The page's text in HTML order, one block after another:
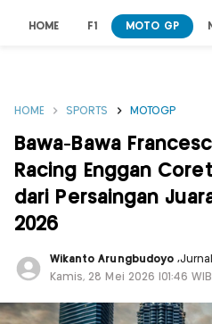
HOME F1 MOTO GP
HOME SPORTS MOTOGP
Bawa-Bawa
Racing Enggan
dari Persaingan
2026
Wikanto Arungbudoyo ,
Kamis, 28 Mei 2026 |01:46 WIB